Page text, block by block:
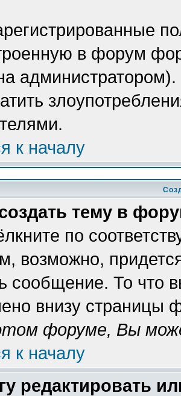
в форум
к началу
тему в
по
возможно,
сообщение. То что
внизу страницы
форуме, Вы
к началу
редактировать